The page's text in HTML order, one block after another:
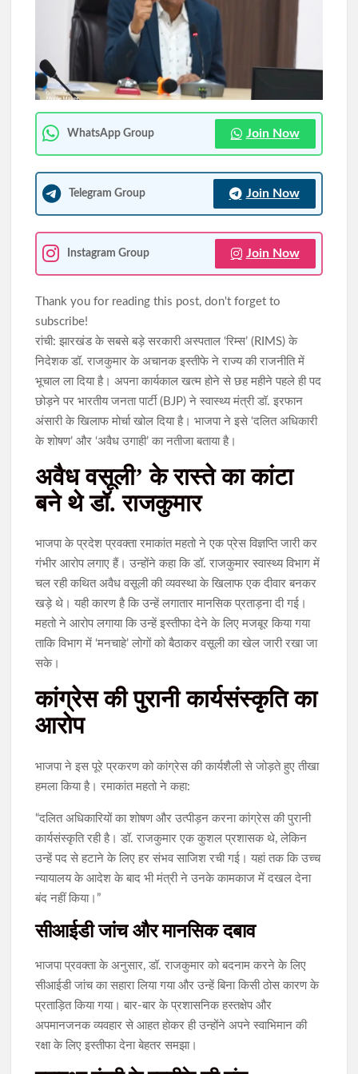
JPSC-JSSC आंदोलन को जयराम महतो का समर्थन, पुराने विधानसभा परिसर
में बैठे निर्जला उपवास पर
हरियाणा की शराब लदा ट्रेलर रामगढ़ में जब्त, 1236 बोतलें बरामद
WhatsApp Group Join Now
Telegram Group Join Now
Instagram Group Join Now
Thank you for reading this post, don't forget to
subscribe!
रांची: झारखंड के सबसे बड़े सरकारी अस्पताल ‘रिम्स’ (RIMS) के
निदेशक डॉ. राजकुमार के अचानक इस्तीफे ने राज्य की राजनीति में
भूचाल ला दिया है। अपना कार्यकाल खत्म होने से छह महीने पहले ही पद
छोड़ने पर भारतीय जनता पार्टी (BJP) ने स्वास्थ्य मंत्री डॉ. इरफान
अंसारी के खिलाफ मोर्चा खोल दिया है। भाजपा ने इसे ‘दलित अधिकारी
के शोषण’ और ‘अवैध उगाही’ का नतीजा बताया है।
अवैध वसूली’ के रास्ते का कांटा
बने थे डॉ. राजकुमार
भाजपा के प्रदेश प्रवक्ता रमाकांत महतो ने एक प्रेस विज्ञप्ति जारी कर
गंभीर आरोप लगाए हैं। उन्होंने कहा कि डॉ. राजकुमार स्वास्थ्य विभाग में
चल रही कथित अवैध वसूली की व्यवस्था के खिलाफ एक दीवार बनकर
खड़े थे। यही कारण है कि उन्हें लगातार मानसिक प्रताड़ना दी गई।
महतो ने आरोप लगाया कि उन्हें इस्तीफा देने के लिए मजबूर किया गया
ताकि विभाग में ‘मनचाहे’ लोगों को बैठाकर वसूली का खेल जारी रखा जा
सके।
कांग्रेस की पुरानी कार्यसंस्कृति का
आरोप
भाजपा ने इस पूरे प्रकरण को कांग्रेस की कार्यशैली से जोड़ते हुए तीखा
हमला किया है। रमाकांत महतो ने कहा:
“दलित अधिकारियों का शोषण और उत्पीड़न करना कांग्रेस की पुरानी
कार्यसंस्कृति रही है। डॉ. राजकुमार एक कुशल प्रशासक थे, लेकिन
उन्हें पद से हटाने के लिए हर संभव साजिश रची गई। यहां तक कि उच्च
न्यायालय के आदेश के बाद भी मंत्री ने उनके कामकाज में दखल देना
बंद नहीं किया।”
सीआईडी जांच और मानसिक दबाव
भाजपा प्रवक्ता के अनुसार, डॉ. राजकुमार को बदनाम करने के लिए
सीआईडी जांच का सहारा लिया गया और उन्हें बिना किसी ठोस कारण के
प्रताड़ित किया गया। बार-बार के प्रशासनिक हस्तक्षेप और
अपमानजनक व्यवहार से आहत होकर ही उन्होंने अपने स्वाभिमान की
रक्षा के लिए इस्तीफा देना बेहतर समझा।